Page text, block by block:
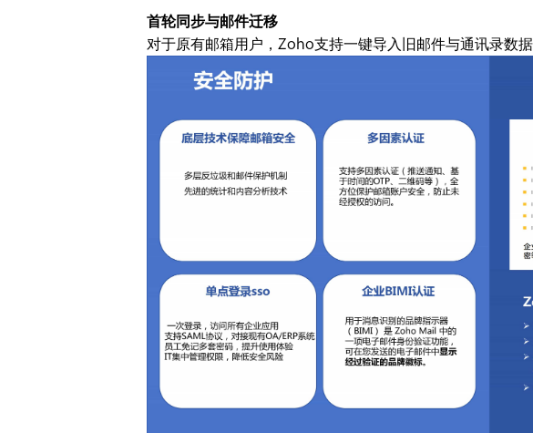
首轮同步与邮件迁移
对于原有邮箱用户，Zoho支持一键导入旧邮件与通讯录数据